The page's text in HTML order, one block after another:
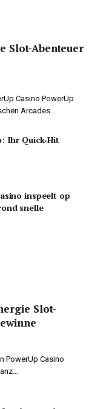
Slot-Abenteuer
Casino PowerUp
Arcades…
Ihr Quick‑Hit
inspeelt op
snelle
Slot-
PowerUp Casino